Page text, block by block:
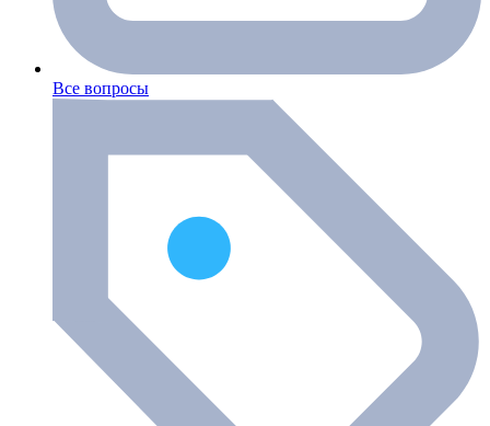
Все вопросы